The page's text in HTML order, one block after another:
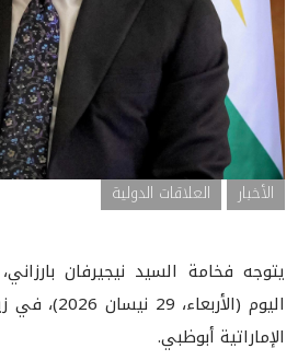
الأخبار العلاقات الدولية
يتوجه فخامة السيد نيجيرفان
اليوم
الإماراتية أبوظبي.